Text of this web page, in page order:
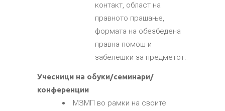
контакт, област на
правното прашање,
формата на обезбедена
правна помош и
забелешки за предметот.
Учесници на обуки/семинари/
конференции
МЗМП во рамки на своите